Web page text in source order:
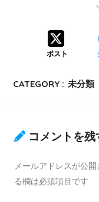
ポスト
CATEGORY : 未分類
コメントを残
メールアドレスが公
る欄は必須項目です